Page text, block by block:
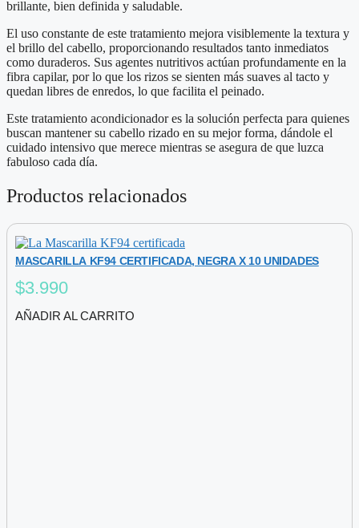
brillante, bien definida y saludable.
El uso constante de este tratamiento mejora visiblemente la textura y
el brillo del cabello, proporcionando resultados tanto inmediatos
como duraderos. Sus agentes nutritivos actúan profundamente en la
fibra capilar, por lo que los rizos se sienten más suaves al tacto y
quedan libres de enredos, lo que facilita el peinado.
Este tratamiento acondicionador es la solución perfecta para quienes
buscan mantener su cabello rizado en su mejor forma, dándole el
cuidado intensivo que merece mientras se asegura de que luzca
fabuloso cada día.
Productos relacionados
MASCARILLA KF94 CERTIFICADA, NEGRA X 10 UNIDADES
$3.990
AÑADIR AL CARRITO